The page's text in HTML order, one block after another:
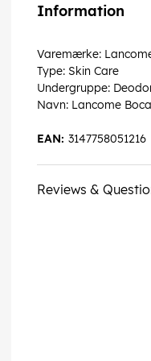
Information
Varemærke:
Type: Skin Care
Undergruppe:
Navn: Lancome
3147758051216
EAN:
Reviews &